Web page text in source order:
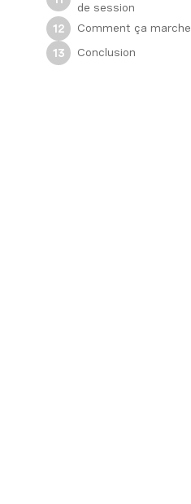
de session
12
Comment ça marche
13
Conclusion